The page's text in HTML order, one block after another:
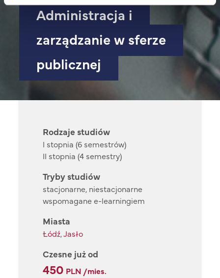
Administracja i
zarządzanie w sferze
publicznej
Rodzaje studiów
I stopnia (6 semestrów)
II stopnia (4 semestry)
Tryby studiów
stacjonarne, niestacjonarne
wspomagane e-learningiem
Miasta
Łódź,Jasło
Czesne już od
450 PLN /mies.